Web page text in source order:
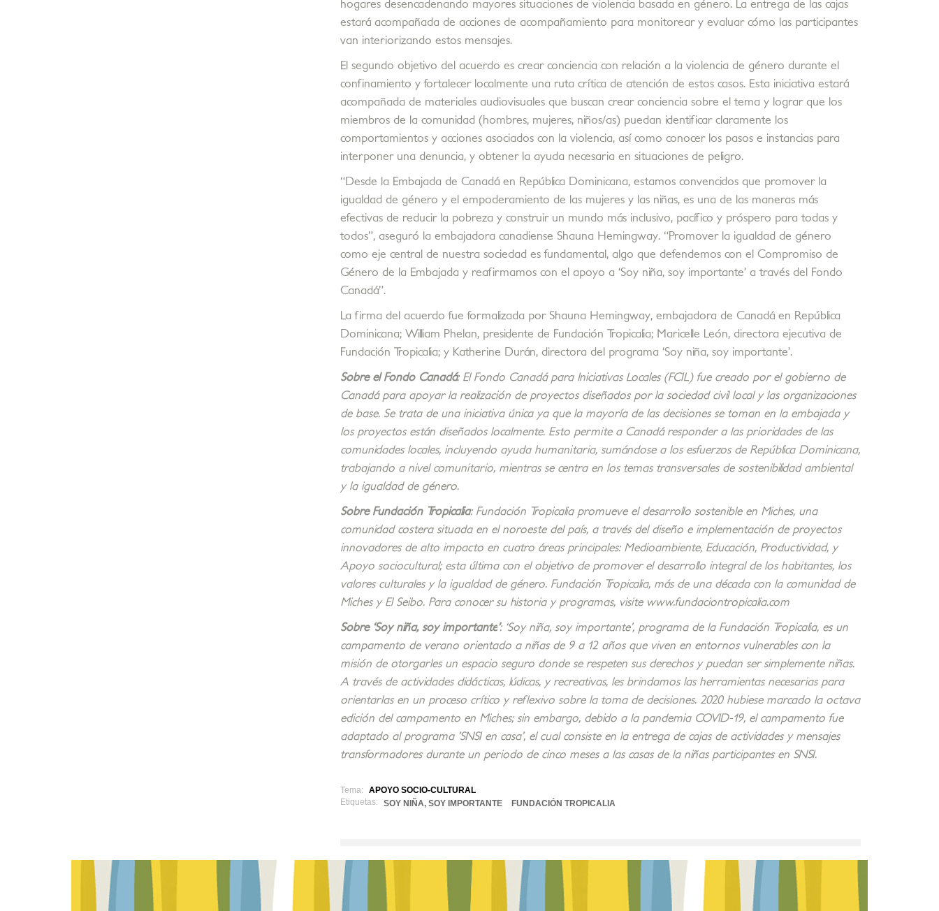
hogares desencadenando mayores situaciones de violencia basada en género. La entrega de las cajas
estará acompañada de acciones de acompañamiento para monitorear y evaluar cómo las participantes
van interiorizando estos mensajes.
El segundo objetivo del acuerdo es crear conciencia con relación a la violencia de género durante el
confinamiento y fortalecer localmente una ruta crítica de atención de estos casos. Esta iniciativa estará
acompañada de materiales audiovisuales que buscan crear conciencia sobre el tema y lograr que los
miembros de la comunidad (hombres, mujeres, niños/as) puedan identificar claramente los
comportamientos y acciones asociados con la violencia, así como conocer los pasos e instancias para
interponer una denuncia, y obtener la ayuda necesaria en situaciones de peligro.
“Desde la Embajada de Canadá en República Dominicana, estamos convencidos que promover la
igualdad de género y el empoderamiento de las mujeres y las niñas, es una de las maneras más
efectivas de reducir la pobreza y construir un mundo más inclusivo, pacífico y próspero para todas y
todos”, aseguró la embajadora canadiense Shauna Hemingway. “Promover la igualdad de género
como eje central de nuestra sociedad es fundamental, algo que defendemos con el Compromiso de
Género de la Embajada y reafirmamos con el apoyo a ‘Soy niña, soy importante’ a través del Fondo
Canadá”.
La firma del acuerdo fue formalizada por Shauna Hemingway, embajadora de Canadá en República
Dominicana; William Phelan, presidente de Fundación Tropicalia; Maricelle León, directora ejecutiva de
Fundación Tropicalia; y Katherine Durán, directora del programa ‘Soy niña, soy importante’.
Sobre el Fondo Canadá: El Fondo Canadá para Iniciativas Locales (FCIL) fue creado por el gobierno de
Canadá para apoyar la realización de proyectos diseñados por la sociedad civil local y las organizaciones
de base. Se trata de una iniciativa única ya que la mayoría de las decisiones se toman en la embajada y
los proyectos están diseñados localmente. Esto permite a Canadá responder a las prioridades de las
comunidades locales, incluyendo ayuda humanitaria, sumándose a los esfuerzos de República Dominicana,
trabajando a nivel comunitario, mientras se centra en los temas transversales de sostenibilidad ambiental
y la igualdad de género.
Sobre Fundación Tropicalia: Fundación Tropicalia promueve el desarrollo sostenible en Miches, una
comunidad costera situada en el noroeste del país, a través del diseño e implementación de proyectos
innovadores de alto impacto en cuatro áreas principales: Medioambiente, Educación, Productividad, y
Apoyo sociocultural; esta última con el objetivo de promover el desarrollo integral de los habitantes, los
valores culturales y la igualdad de género. Fundación Tropicalia, más de una década con la comunidad de
Miches y El Seibo. Para conocer su historia y programas, visite www.fundaciontropicalia.com
Sobre ‘Soy niña, soy importante’: ‘Soy niña, soy importante’, programa de la Fundación Tropicalia, es un
campamento de verano orientado a niñas de 9 a 12 años que viven en entornos vulnerables con la
misión de otorgarles un espacio seguro donde se respeten sus derechos y puedan ser simplemente niñas.
A través de actividades didácticas, lúdicas, y recreativas, les brindamos las herramientas necesarias para
orientarlas en un proceso crítico y reflexivo sobre la toma de decisiones. 2020 hubiese marcado la octava
edición del campamento en Miches; sin embargo, debido a la pandemia COVID-19, el campamento fue
adaptado al programa ’SNSI en casa’, el cual consiste en la entrega de cajas de actividades y mensajes
transformadores durante un periodo de cinco meses a las casas de la niñas participantes en SNSI.
Tema:
APOYO SOCIO-CULTURAL
Etiquetas:
SOY NIÑA, SOY IMPORTANTE FUNDACIÓN TROPICALIA